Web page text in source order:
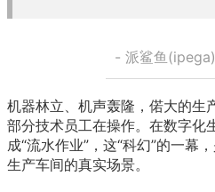
- 派鲨鱼
机器林立、机声轰隆，偌大的生
部分技术员工在操作。在数字化
成“流水作业”，这“科幻”的一幕
生产车间的真实场景。